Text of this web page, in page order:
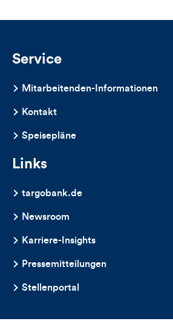
Service
Mitarbeitenden-Informationen
Kontakt
Speisepläne
Links
targobank.de
Newsroom
Karriere-Insights
Pressemitteilungen
Stellenportal